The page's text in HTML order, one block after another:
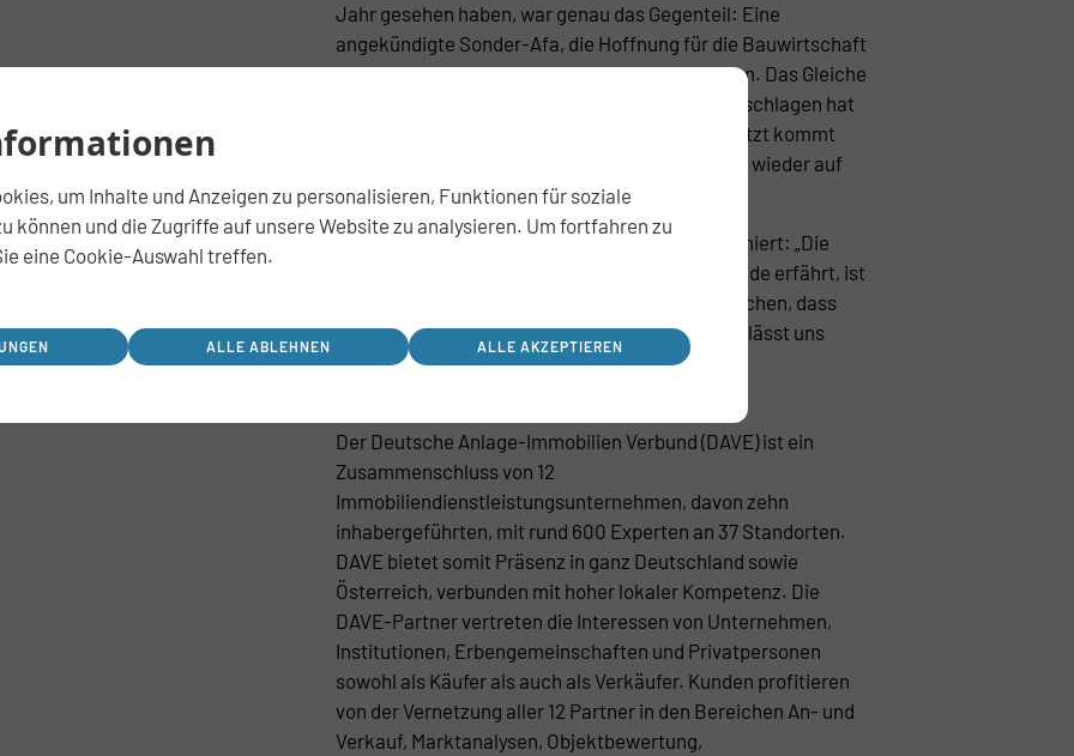
Jahr gesehen haben, war genau das Gegenteil: Eine
angekündigte Sonder-Afa, die Hoffnung für die Bauwirtschaft
hat aufkommen lassen, wurde wieder gestrichen. Das Gleiche
gilt für das Heizungsgesetz, das hohe Wellen geschlagen hat
und zum Glück wieder abgeschwächt wurde. Jetzt kommt
endlich das Thema verkürzte Zeiten für B-Pläne wieder auf
den Tisch, auch hier muss was passieren.“
Guido Stracke, Geschäftsführer von DAVE resümiert: „Die
Transformation, die die Immobilienbranche gerade erfährt, ist
noch lange nicht abgeschlossen. Aber die Anzeichen, dass
wieder Bewegung auf den Markt gekommen ist, lässt uns
Licht am Ende des Tunnels sehen.“
Der Deutsche Anlage-Immobilien Verbund (DAVE) ist ein
Zusammenschluss von 12
Immobiliendienstleistungsunternehmen, davon zehn
inhabergeführten, mit rund 600 Experten an 37 Standorten.
DAVE bietet somit Präsenz in ganz Deutschland sowie
Österreich, verbunden mit hoher lokaler Kompetenz. Die
DAVE-Partner vertreten die Interessen von Unternehmen,
Institutionen, Erbengemeinschaften und Privatpersonen
sowohl als Käufer als auch als Verkäufer. Kunden profitieren
von der Vernetzung aller 12 Partner in den Bereichen An- und
Verkauf, Marktanalysen, Objektbewertung,
um Inhalte und Anzeigen zu personalisieren, Funktionen für soziale
können und die Zugriffe auf unsere Website zu analysieren. Um fortfahren zu
eine Cookie-Auswahl treffen.
ALLE ABLEHNEN ALLE AKZEPTIEREN